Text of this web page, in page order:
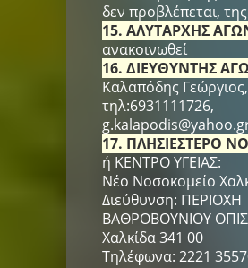
δεν προβλέπεται,
15. ΑΛΥΤΑΡΧΗΣ
ανακοινωθεί
16. ΔΙΕΥΘΥΝΤΗΣ
Καλαπόδης Γεώργιος,
τηλ:6931111726,
17. ΠΛΗΣΙΕΣΤΕΡΟ
ή ΚΕΝΤΡΟ ΥΓΕΙΑΣ:
Νέο Νοσοκομείο
Διεύθυνση: ΠΕΡΙΟΧΗ
ΒΑΘΡΟΒΟΥΝΙΟΥ
Χαλκίδα 341 00
Τηλέφωνα: 2221